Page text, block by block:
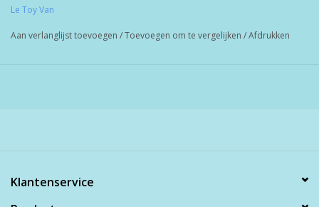
Le Toy Van
Aan verlanglijst toevoegen /Toevoegen om te vergelijken /Afdrukken
Klantenservice